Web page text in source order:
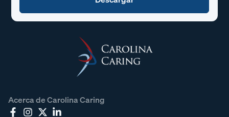
Acerca de Carolina Caring